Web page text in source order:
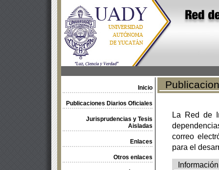
Inicio
Publicaciones Diarios Oficiales
Jurisprudencias y Tesis
Aisladas
Enlaces
Otros enlaces
La Red de
correo
para el
Información